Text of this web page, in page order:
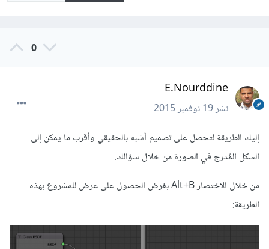
0
E.Nourddine
نشر19 نوفمبر 2015
إليك الطريقة لتحصل على تصميم أشبه بالحقيقي وأقرب ما يمكن إلى
الشكل المُدرج في الصورة من خلال سؤالك.
من خلال الاختصار Alt+B بغرض الحصول على عرض للمشروع بهذه
الطريقة: